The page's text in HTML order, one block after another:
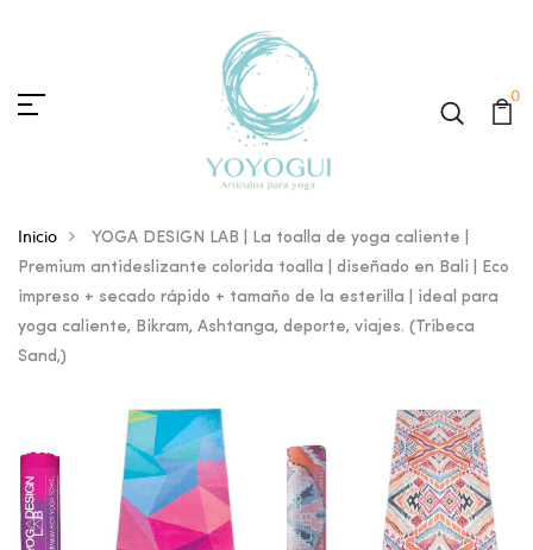
0
Inicio
YOGA DESIGN LAB | La toalla de yoga caliente |
Premium antideslizante colorida toalla | diseñado en Bali | Eco
impreso + secado rápido + tamaño de la esterilla | ideal para
yoga caliente, Bikram, Ashtanga, deporte, viajes. (Tribeca
Sand,)